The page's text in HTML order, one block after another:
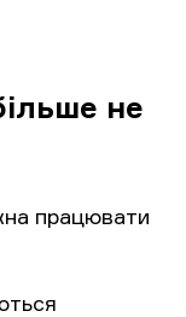
не
працювати